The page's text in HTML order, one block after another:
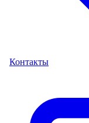
Контакты